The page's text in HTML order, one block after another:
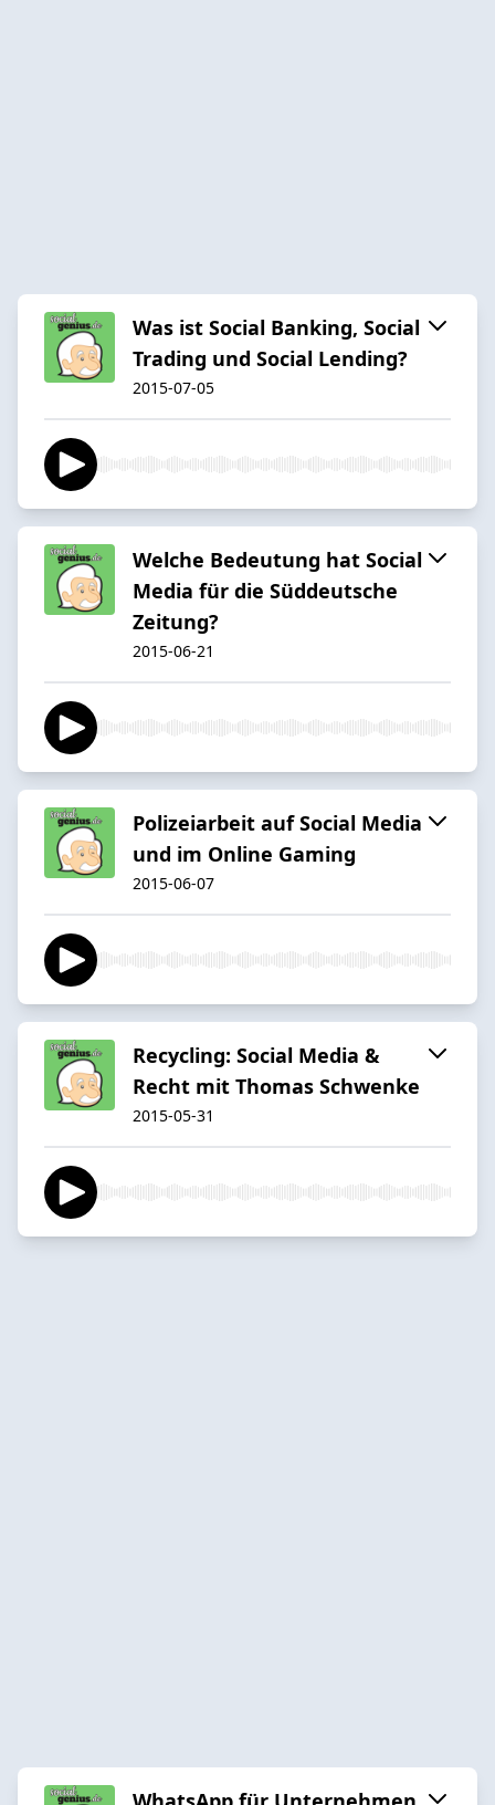
Was ist Social Banking, Social
Trading und Social Lending?
2015-07-05
Welche Bedeutung hat Social
Media für die Süddeutsche
Zeitung?
2015-06-21
Polizeiarbeit auf Social Media
und im Online Gaming
2015-06-07
Recycling: Social Media &
Recht mit Thomas Schwenke
2015-05-31